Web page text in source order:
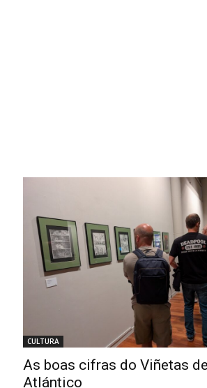
CULTURA
As boas cifras do Viñetas
Atlántico